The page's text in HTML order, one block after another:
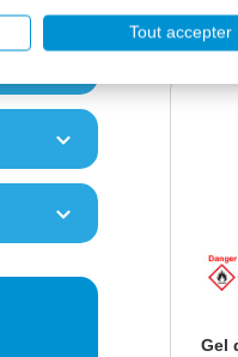
Gel
Tout accepter